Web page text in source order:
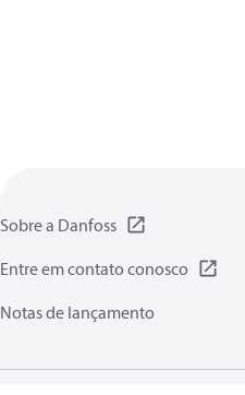
Sobre a Danfoss
Entre em contato conosco
Notas de lançamento